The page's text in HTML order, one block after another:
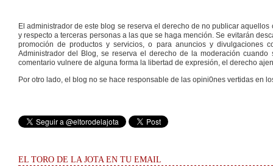
El administrador de este blog se reserva el derecho de no publicar
y respecto a terceras personas a las que se haga mención. Se evitarán
promoción de productos y servicios, o para anuncios y divulgaciones
Administrador del Blog, se reserva el derecho de la moderación
comentario vulnere de alguna forma la libertad de expresión, el derecho
Por otro lado, el blog no se hace responsable de las opini0nes vertidas en
EL TORO DE LA JOTA EN TU EMAIL